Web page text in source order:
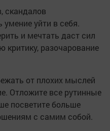
скандалов
умение уйти в себя.
и мечтать даст сил
критику, разочарование
от плохих мыслей
Отложите все рутинные
посветите больше
с самим собой.